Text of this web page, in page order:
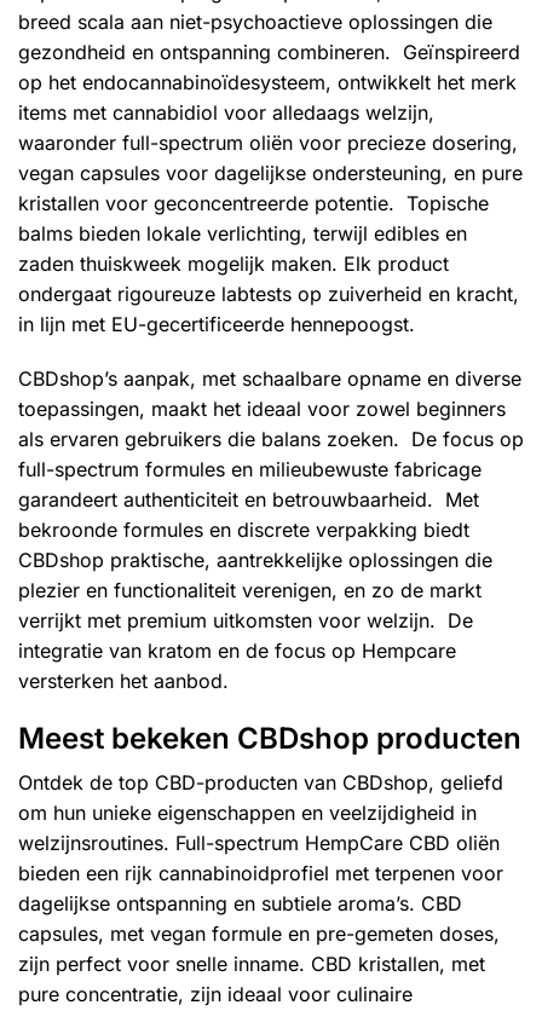
breed scala aan niet-psychoactieve oplossingen die
gezondheid en ontspanning combineren. Geïnspireerd
op het endocannabinoïdesysteem, ontwikkelt het merk
items met cannabidiol voor alledaags welzijn,
waaronder full-spectrum oliën voor precieze dosering,
vegan capsules voor dagelijkse ondersteuning, en pure
kristallen voor geconcentreerde potentie. Topische
balms bieden lokale verlichting, terwijl edibles en
zaden thuiskweek mogelijk maken. Elk product
ondergaat rigoureuze labtests op zuiverheid en kracht,
in lijn met EU-gecertificeerde hennepoogst.
CBDshop’s aanpak, met schaalbare opname en diverse
toepassingen, maakt het ideaal voor zowel beginners
als ervaren gebruikers die balans zoeken. De focus op
full-spectrum formules en milieubewuste fabricage
garandeert authenticiteit en betrouwbaarheid. Met
bekroonde formules en discrete verpakking biedt
CBDshop praktische, aantrekkelijke oplossingen die
plezier en functionaliteit verenigen, en zo de markt
verrijkt met premium uitkomsten voor welzijn. De
integratie van kratom en de focus op Hempcare
versterken het aanbod.
Meest bekeken CBDshop producten
Ontdek de top CBD-producten van CBDshop, geliefd
om hun unieke eigenschappen en veelzijdigheid in
welzijnsroutines. Full-spectrum HempCare CBD oliën
bieden een rijk cannabinoidprofiel met terpenen voor
dagelijkse ontspanning en subtiele aroma’s. CBD
capsules, met vegan formule en pre-gemeten doses,
zijn perfect voor snelle inname. CBD kristallen, met
pure concentratie, zijn ideaal voor culinaire